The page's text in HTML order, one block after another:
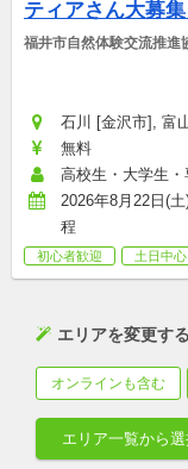
ティアさん大募
福井市自然体験交流推進
石川 [金沢市], 富
無料
高校生・大学生・
2026年8月22日(
程
初心者歓迎 土日中心
エリアを変更する
オンラインも含む
エリア一覧から選